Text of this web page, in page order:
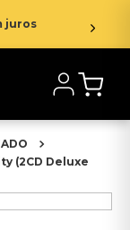
juros
(2CD Deluxe